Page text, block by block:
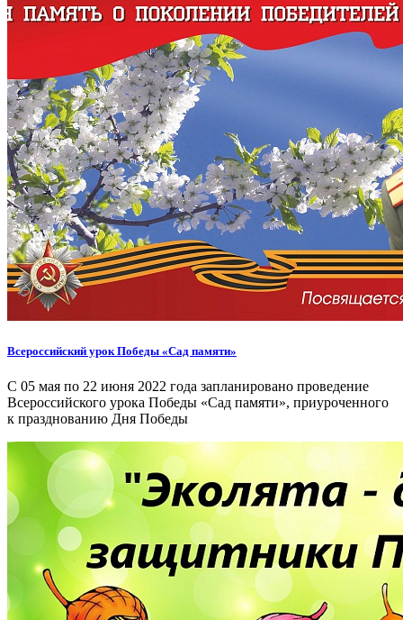
Всероссийский урок Победы «Сад памяти»
С 05 мая по 22 июня 2022 года запланировано проведение
Всероссийского урока Победы «Сад памяти», приуроченного
к празднованию Дня Победы